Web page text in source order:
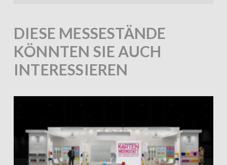
DIESE MESSESTÄNDE
KÖNNTEN SIE AUCH
INTERESSIEREN